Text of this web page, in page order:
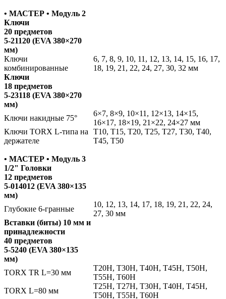
• МАСТЕР • Модуль 2
Ключи
20 предметов
5-21120 (EVA 380×270
мм)
Ключи
комбинированные
6, 7, 8, 9, 10, 11, 12, 13, 14, 15, 16, 17,
18, 19, 21, 22, 24, 27, 30, 32 мм
Ключи
18 предметов
5-23118 (EVA 380×270
мм)
Ключи накидные 75°
6×7, 8×9, 10×11, 12×13, 14×15,
16×17, 18×19, 21×22, 24×27 мм
Ключи TORX L-типа на
держателе
Т10, Т15, Т20, Т25, Т27, Т30, Т40,
Т45, Т50
• МАСТЕР • Модуль 3
1/2" Головки
12 предметов
5-014012 (EVA 380×135
мм)
Глубокие 6-гранные
10, 12, 13, 14, 17, 18, 19, 21, 22, 24,
27, 30 мм
Вставки (биты) 10 мм и
принадлежности
40 предметов
5-5240 (EVA 380×135
мм)
TORX TR L=30 мм
Т20H, Т30H, Т40H, Т45H, Т50H,
Т55H, Т60H
TORX L=80 мм
Т25H, Т27H, Т30H, Т40H, Т45H,
Т50H, Т55H, Т60H